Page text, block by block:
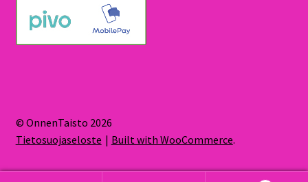
© OnnenTaisto 2026
Tietosuojaseloste
Built with WooCommerce.